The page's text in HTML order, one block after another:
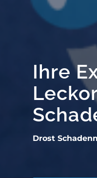
Ihre
Drost